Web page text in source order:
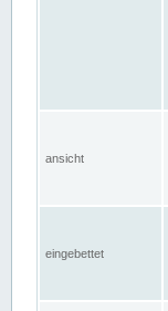
ansicht
eingebettet